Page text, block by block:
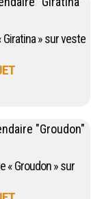
» sur veste
« Groudon » sur